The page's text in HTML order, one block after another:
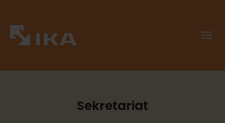
Sekretariat